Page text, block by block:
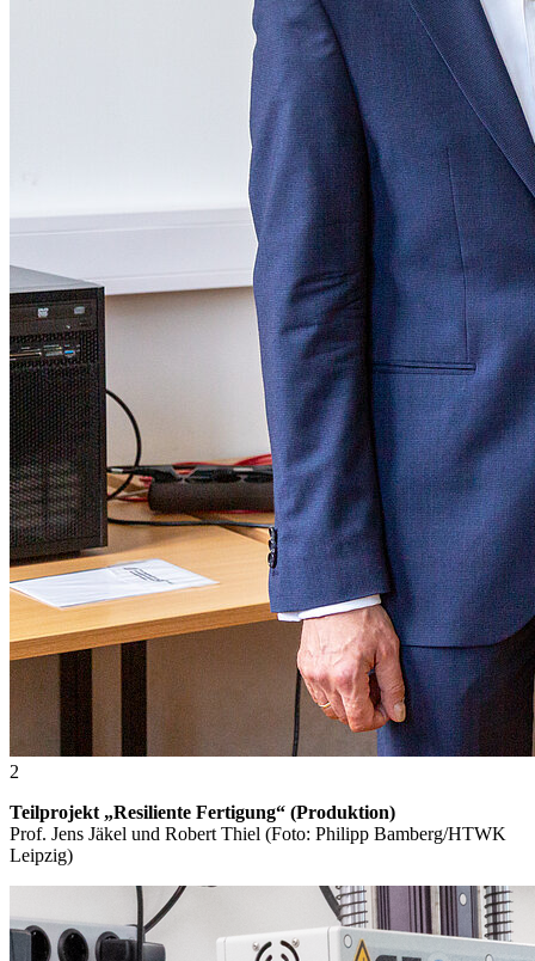
2
Teilprojekt „Resiliente Fertigung“ (Produktion)
Prof. Jens Jäkel und Robert Thiel (Foto: Philipp Bamberg/HTWK
Leipzig)